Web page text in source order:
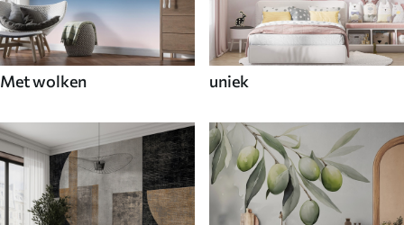
Met wolken uniek